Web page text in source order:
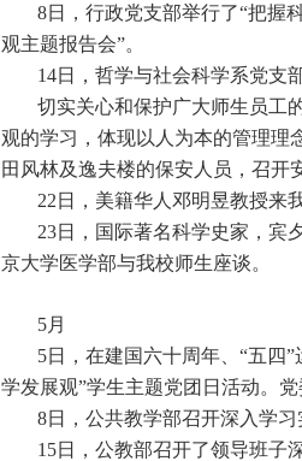
8日，行政党支部举行了“把
观主题报告会”。
14日，哲学与社会科学系党支
切实关心和保护广大师生员工
观的学习，体现以人为本的管理理
田风林及逸夫楼的保安人员，召开
22日，美籍华人邓明昱教授来
23日，国际著名科学史家，宾
京大学医学部与我校师生座谈。
5月
5日，在建国六十周年、“五四
学发展观”学生主题党团日活动。
8日，公共教学部召开深入学习
15日，公教部召开了领导班子